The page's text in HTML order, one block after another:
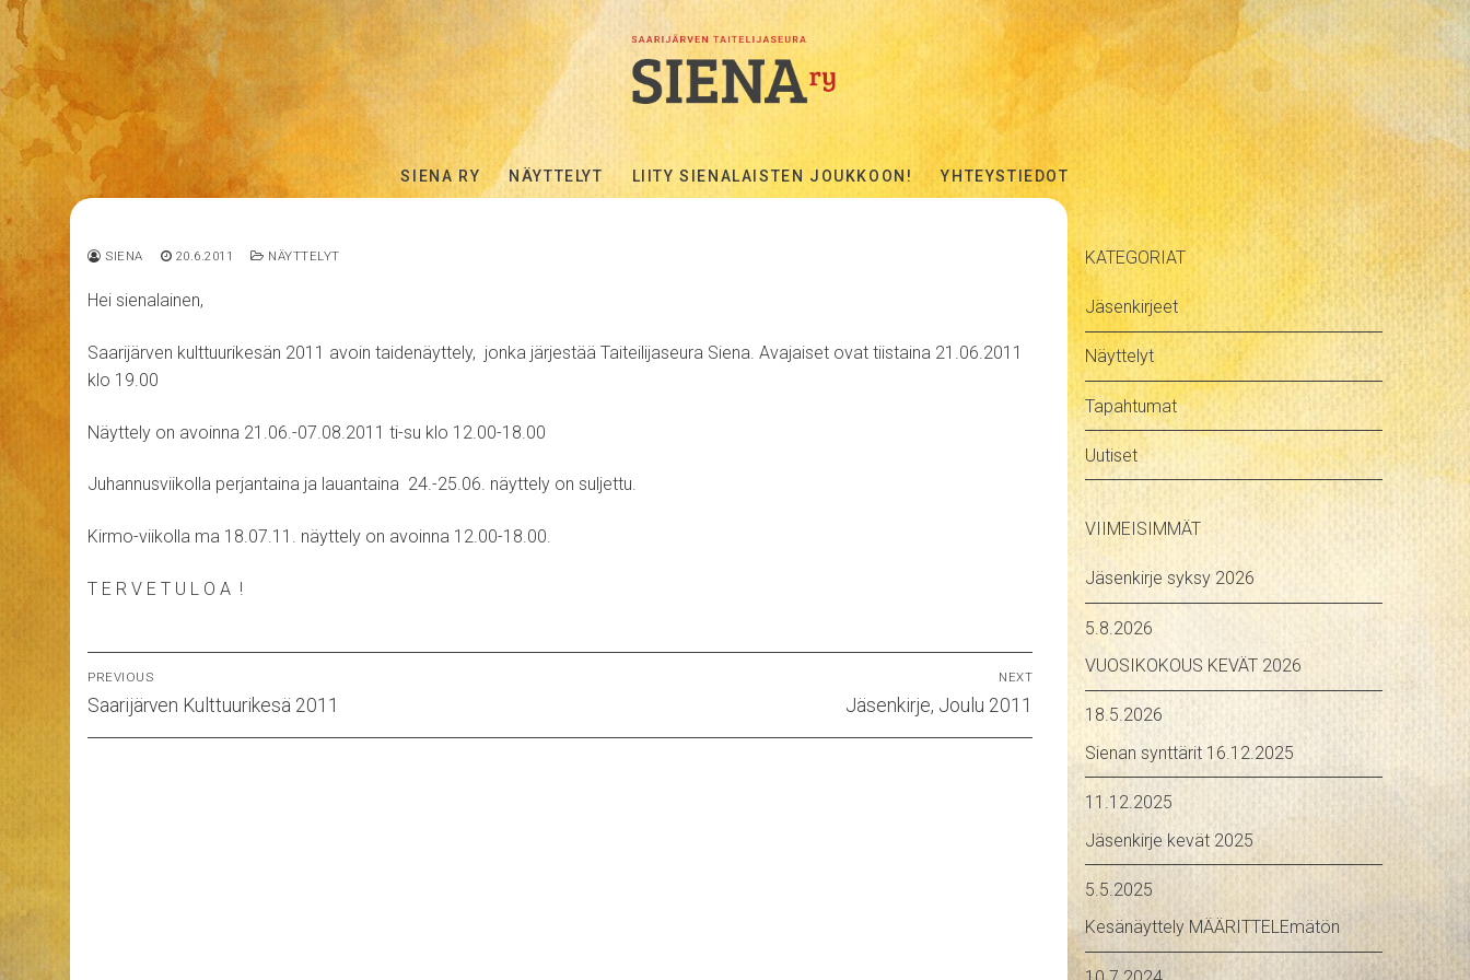
Hyppää
sisältöön
SIENA RY NÄYTTELYT LIITY SIENALAISTEN JOUKKOON! YHTEYSTIEDOT
SIENA 20.6.2011 NÄYTTELYT
Hei sienalainen,
Saarijärven kulttuurikesän 2011 avoin taidenäyttely, jonka järjestää Taiteilijaseura Siena. Avajaiset ovat tiistaina 21.06.2011
klo 19.00
Näyttely on avoinna 21.06.-07.08.2011 ti-su klo 12.00-18.00
Juhannusviikolla perjantaina ja lauantaina 24.-25.06. näyttely on suljettu.
Kirmo-viikolla ma 18.07.11. näyttely on avoinna 12.00-18.00.
T E R V E T U L O A !
Artikkelien
selaus
PREVIOUS
Previous
Saarijärven Kulttuurikesä 2011
NEXT
Next
Jäsenkirje, Joulu 2011
KATEGORIAT
Jäsenkirjeet
Näyttelyt
Tapahtumat
Uutiset
VIIMEISIMMÄT
Jäsenkirje syksy 2026
5.8.2026
VUOSIKOKOUS KEVÄT 2026
18.5.2026
Sienan synttärit 16.12.2025
11.12.2025
Jäsenkirje kevät 2025
5.5.2025
Kesänäyttely MÄÄRITTELEmätön